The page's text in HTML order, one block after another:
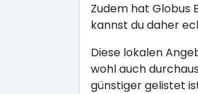
Zudem hat Globus
kannst du daher
Diese lokalen
wohl auch
günstiger gelistet